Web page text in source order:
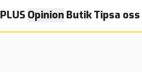
PLUS Opinion ButikTipsa oss